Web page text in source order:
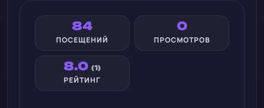
84
ПОСЕЩЕНИЙ
0
ПРОСМОТРОВ
8.0 (1)
РЕЙТИНГ